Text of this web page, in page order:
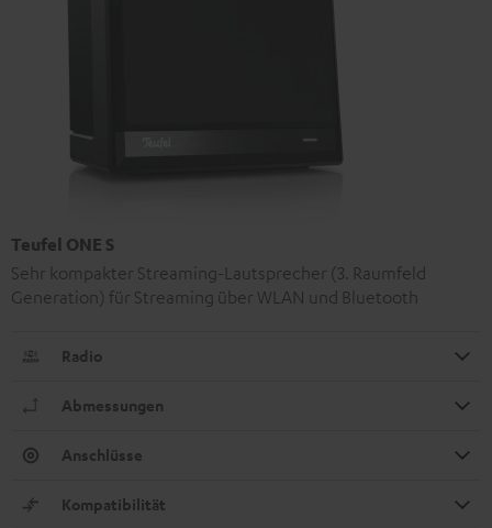
Teufel ONE S
Sehr kompakter Streaming-Lautsprecher (3. Raumfeld
Generation) für Streaming über WLAN und Bluetooth
Radio
Abmessungen
Anschlüsse
Kompatibilität